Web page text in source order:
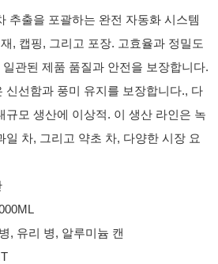
추출을 포괄하는 완전 자동화 시스템
, 캡핑, 그리고 포장. 고효율과 정밀도
관된 제품 품질과 안전을 보장합니다.
신선함과 풍미 유지를 보장합니다., 다
규모 생산에 이상적. 이 생산 라인은 녹
일 차, 그리고 약초 차, 다양한 시장 요
, 유리 병, 알루미늄 캔